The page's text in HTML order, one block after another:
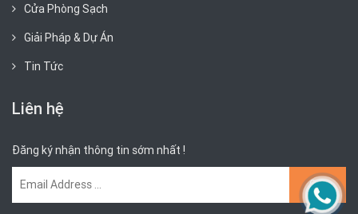
Cửa Phòng Sạch
Giải Pháp & Dự Án
Tin Tức
Liên hệ
Đăng ký nhận thông tin sớm nhất !